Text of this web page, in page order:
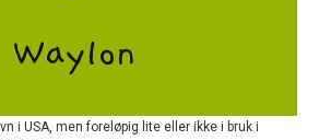
Waylon
i USA, men foreløpig lite eller ikke i bruk i